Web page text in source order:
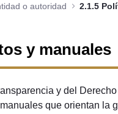
o autoridad 2.1.5
y manuales
y del
que orientan la